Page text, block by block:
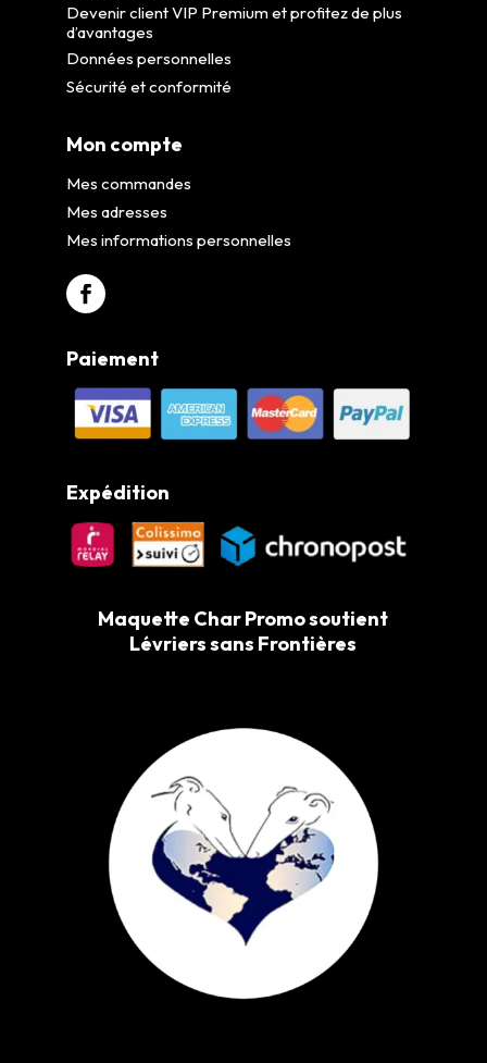
Devenir client VIP Premium et profitez de plus
d’avantages
Données personnelles
Sécurité et conformité
Mon compte
Mes commandes
Mes adresses
Mes informations personnelles
Paiement
Expédition
Maquette Char Promo soutient
Lévriers sans Frontières